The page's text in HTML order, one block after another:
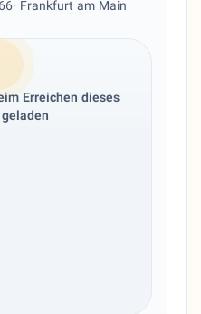
· Frankfurt am Main
Erreichen dieses